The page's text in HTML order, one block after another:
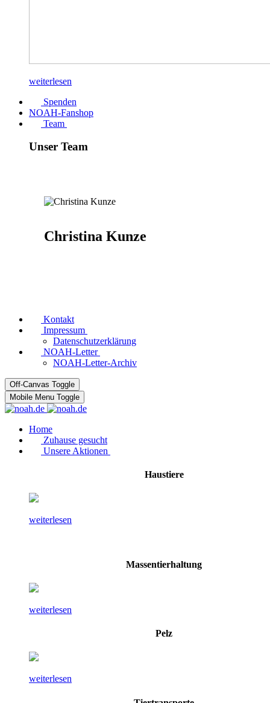
weiterlesen
Spenden
NOAH-Fanshop
Team
Unser Team
Christina Kunze
Kontakt
Impressum
Datenschutzerklärung
NOAH-Letter
NOAH-Letter-Archiv
Off-Canvas Toggle
Mobile Menu Toggle
Home
Zuhause gesucht
Unsere Aktionen
Haustiere
weiterlesen
Massentierhaltung
weiterlesen
Pelz
weiterlesen